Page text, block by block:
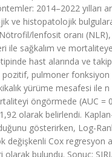
2014–2022
ve histopatolojik
lenfosit oranı (NLR),
ile sağkalım ve
hast alarında ve
pulmoner
yürüme mesafesi ile
öngörmede (AUC
olarak belirlendi.
gösterirken, Log-
değişkenli Cox regresyon
olarak bulundu. Sonuç: